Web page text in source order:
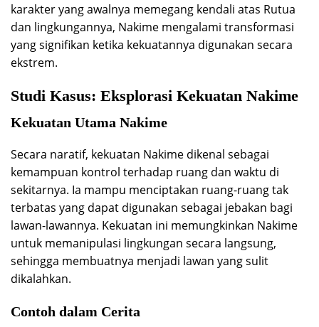
karakter yang awalnya memegang kendali atas Rutua
dan lingkungannya, Nakime mengalami transformasi
yang signifikan ketika kekuatannya digunakan secara
ekstrem.
Studi Kasus: Eksplorasi Kekuatan Nakime
Kekuatan Utama Nakime
Secara naratif, kekuatan Nakime dikenal sebagai
kemampuan kontrol terhadap ruang dan waktu di
sekitarnya. Ia mampu menciptakan ruang-ruang tak
terbatas yang dapat digunakan sebagai jebakan bagi
lawan-lawannya. Kekuatan ini memungkinkan Nakime
untuk memanipulasi lingkungan secara langsung,
sehingga membuatnya menjadi lawan yang sulit
dikalahkan.
Contoh dalam Cerita